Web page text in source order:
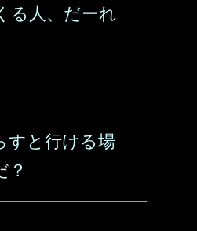
る人、だーれ
すと行ける場
？